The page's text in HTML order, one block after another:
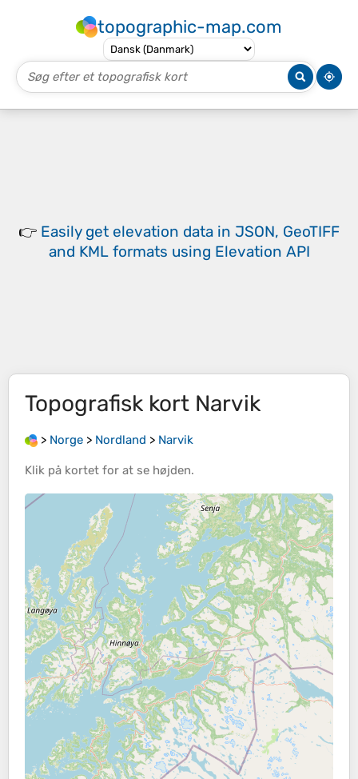
topographic-map.com
👉 Easily get elevation data in JSON, GeoTIFF
and KML formats using Elevation API
Topografisk kort Narvik
> Norge > Nordland > Narvik
Klik på kortet for at se højden.